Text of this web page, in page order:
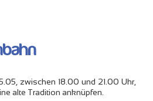
zwischen 18.00 und 21.00 Uhr,
alte Tradition anknüpfen.